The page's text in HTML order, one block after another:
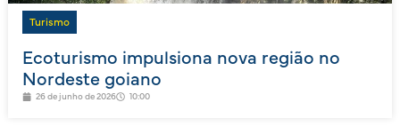
Turismo
Ecoturismo impulsiona nova região no
Nordeste goiano
26 de junho de 2026 10:00